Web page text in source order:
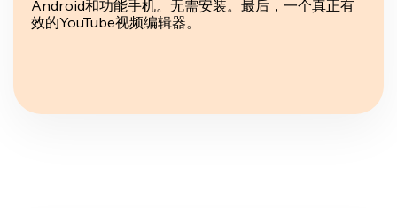
Android和功能手机。无需安装。最后，一个真正有
效的YouTube视频编辑器。